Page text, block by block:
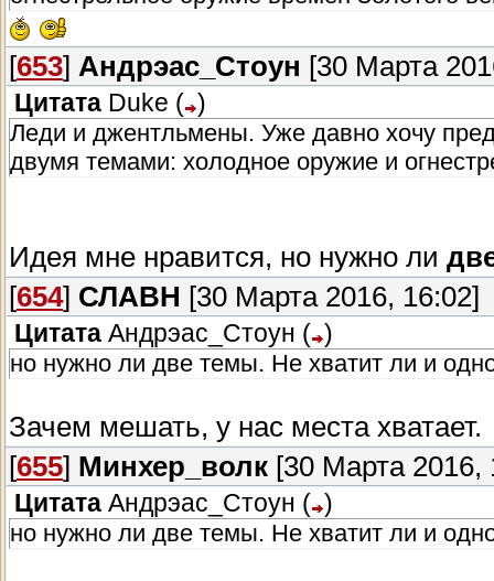
[653] Андрэас_Стоун [30 Марта
Цитата Duke ( )
Леди и джентльмены. Уже давно хочу
двумя темами: холодное оружие и
Идея мне нравится, но нужно ли
[654] СЛАВН [30 Марта 2016, 16:02]
Цитата Андрэас_Стоун ( )
но нужно ли две темы. Не хватит ли и
Зачем мешать, у нас места хватает.
[655] Минхер_волк [30 Марта 2016,
Цитата Андрэас_Стоун ( )
но нужно ли две темы. Не хватит ли и